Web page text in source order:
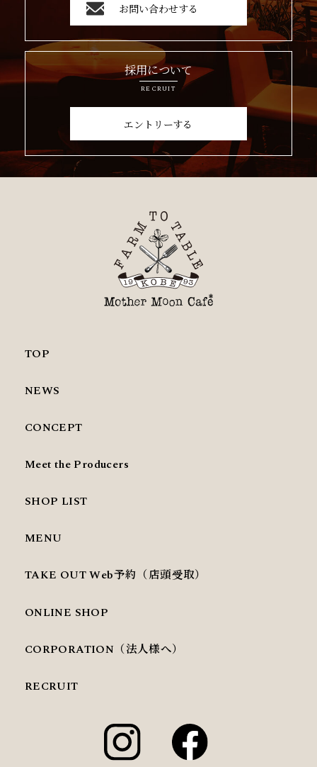
お問い合わせする
採用について
RECRUIT
エントリーする
TOP
NEWS
CONCEPT
Meet the Producers
SHOP LIST
MENU
TAKE OUT Web予約（店頭受取）
ONLINE SHOP
CORPORATION（法人様へ）
RECRUIT